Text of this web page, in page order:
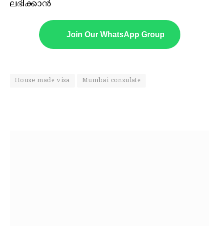
ലഭിക്കാൻ
Join Our WhatsApp Group
House made visa Mumbai consulate